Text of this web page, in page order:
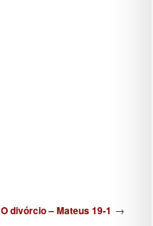
O divórcio – Mateus 19-1 →